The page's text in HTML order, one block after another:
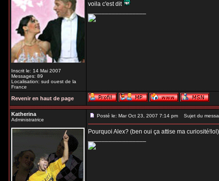
Inscrit le: 14 Mai 2007
Messages: 89
Localisation: sud ouest de la
France
voila c'est dit
_________________
Revenir en haut de page
Katherina
Administratrice
Posté le: Mar Oct 23, 2007 7:14 pm Sujet du
Pourquoi Alex? (ben oui ça attise ma
_________________